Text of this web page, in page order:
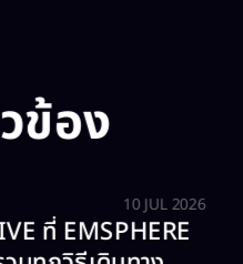
ข้อง​
10 JUL 2026
ที่ EMSPHERE